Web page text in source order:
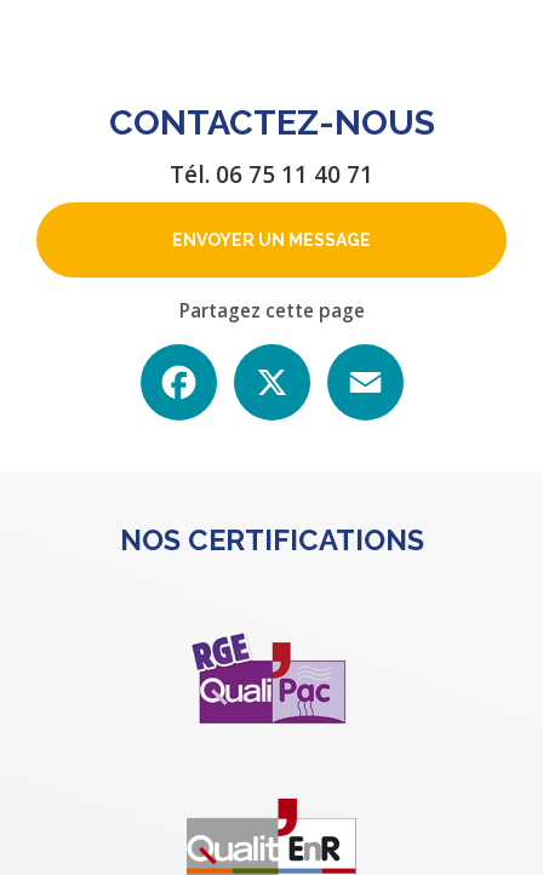
CONTACTEZ-NOUS
Tél. 06 75 11 40 71
ENVOYER UN MESSAGE
Partagez cette page
Facebook
NOS CERTIFICATIONS